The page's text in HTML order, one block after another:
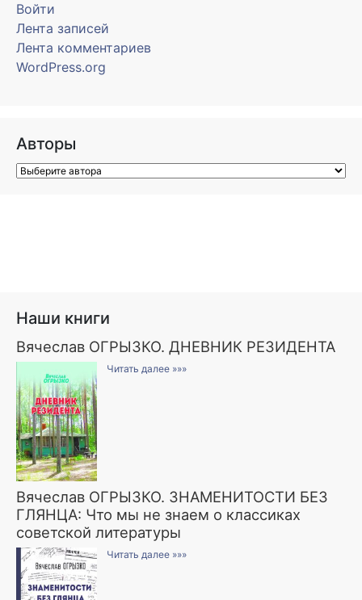
Войти
Лента записей
Лента комментариев
WordPress.org
Авторы
Наши книги
Вячеслав ОГРЫЗКО. ДНЕВНИК РЕЗИДЕНТА
Читать далее »»»
Вячеслав ОГРЫЗКО. ЗНАМЕНИТОСТИ БЕЗ
ГЛЯНЦА: Что мы не знаем о классиках
советской литературы
Читать далее »»»